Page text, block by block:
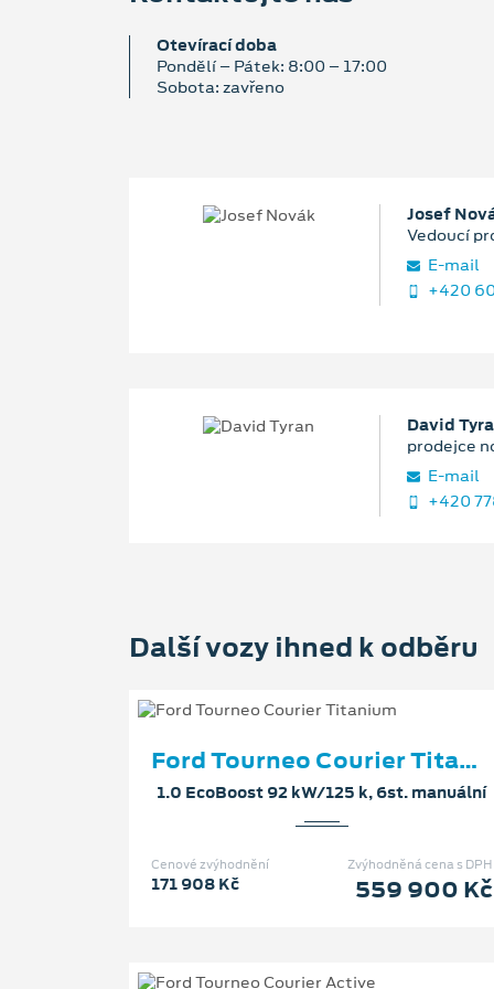
Otevírací doba
Pondělí – Pátek: 8:00 – 17:00
Sobota: zavřeno
Josef
Vedoucí
E‑mail
+420
David
prodejce
E‑mail
+420
Další vozy ihned k odběru
Ford Tourneo Courier Titanium
1.0 EcoBoost 92 kW/125 k, 6st. manuální
Zvýhodněná cena s DPH
559 900 Kč
Cenové zvýhodnění
171 908 Kč